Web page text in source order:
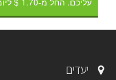
יעדים